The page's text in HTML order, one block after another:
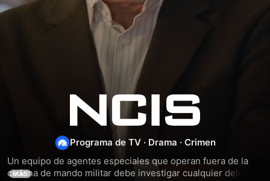
NCIS:
Criminología
Naval
Programa de TV · Drama · Crimen
Un equipo de agentes especiales que operan fuera de la
cadena de mando militar debe investigar cualquier delito
MÁS